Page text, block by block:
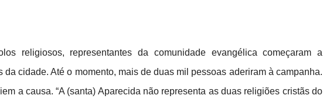
religiosos, representantes da comunidade evangélica começaram a
cidade. Até o momento, mais de duas mil pessoas aderiram à campanha.
a causa. “A (santa) Aparecida não representa as duas religiões cristãs do